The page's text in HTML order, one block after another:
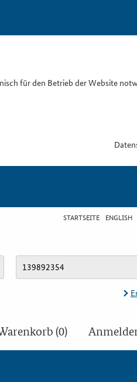
für den Betrieb der Website
STARTSEITE ENGLISH
(0)